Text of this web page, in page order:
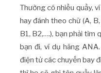
Thường có nhiều quầy,
hay đánh theo chữ (A,
B1, B2,….), bạn phải tìm
bạn đi, ví dụ hãng
điện tử các chuyến bay